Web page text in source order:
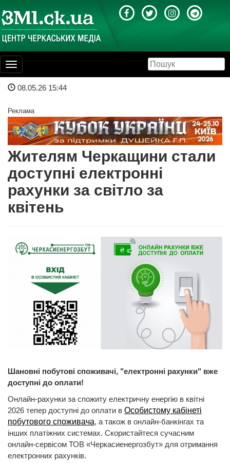
Toggle
navigation
08.05.26 15:44
Реклама
Жителям Черкащини стали
доступні електронні
рахунки за світло за
квітень
Шановні побутові споживачі, "електронні рахунки" вже
доступні до оплати!
Онлайн-рахунки за спожиту електричну енергію в квітні
2026 тепер доступні до оплати в Особистому кабінеті
побутового споживача, а також в онлайн-банкінгах та
інших платіжних системах. Скористайтеся сучасним
онлайн-сервісом ТОВ «Черкасиенергозбут» для отримання
електронних рахунків.